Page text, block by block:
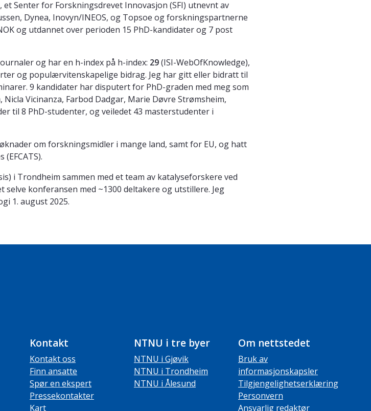
Senter for Forskningsdrevet Innovasjon (SFI) utnevnt av
Dynea, Inovyn/INEOS, og Topsoe og forskningspartnerne
og utdannet over perioden 15 PhD-kandidater og 7 post
og har en h-index på h-index: 29(ISI-WebOfKnowledge),
og populærvitenskapelige bidrag. Jeg har gitt eller bidratt til
9 kandidater har disputert for PhD-graden med meg som
Vicinanza, Farbod Dadgar, Marie Døvre Strømsheim,
til 8 PhD-studenter, og veiledet 43 masterstudenter i
om forskningsmidler i mange land, samt for EU, og hatt
i Trondheim sammen med et team av katalyseforskere ved
konferansen med ~1300 deltakere og utstillere. Jeg
1. august 2025.
Kontakt
Kontakt oss
Finn ansatte
Spør en ekspert
Pressekontakter
Kart
NTNU i tre byer
NTNU i Gjøvik
NTNU i Trondheim
NTNU i Ålesund
Om nettstedet
Bruk av
informasjonskapsler
Tilgjengelighetserklæring
Personvern
Ansvarlig redaktør